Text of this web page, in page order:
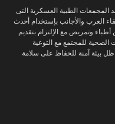
الطبية العسكرية التى
والأجانب بإستخدام أحدث
وتمريض مع الإلتزام بتقديم
للمجتمع مع التوعية
بيئة آمنة للحفاظ على سلامة